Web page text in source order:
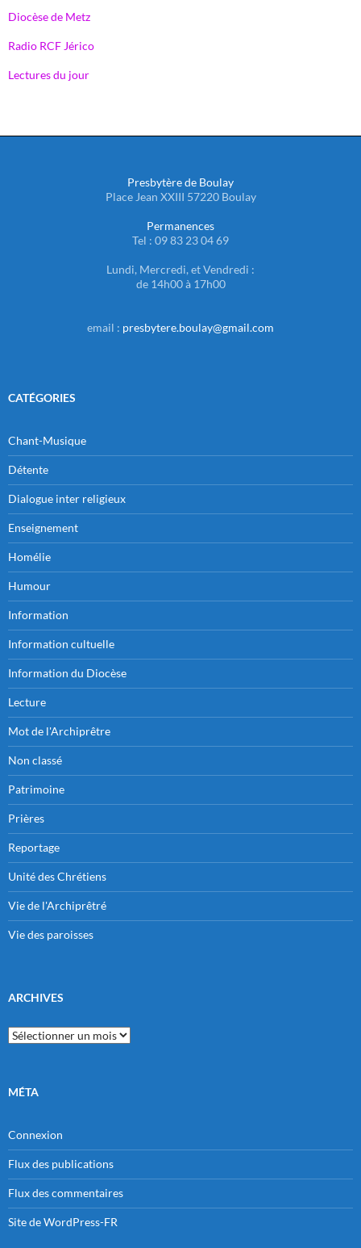
Diocèse de Metz
Radio RCF Jérico
Lectures du jour
Presbytère de Boulay
Place Jean XXIII 57220 Boulay
Permanences
Tel : 09 83 23 04 69
Lundi, Mercredi, et Vendredi :
de 14h00 à 17h00
email : presbytere.boulay@gmail.com
CATÉGORIES
Chant-Musique
Détente
Dialogue inter religieux
Enseignement
Homélie
Humour
Information
Information cultuelle
Information du Diocèse
Lecture
Mot de l'Archiprêtre
Non classé
Patrimoine
Prières
Reportage
Unité des Chrétiens
Vie de l'Archiprêtré
Vie des paroisses
ARCHIVES
Archives
MÉTA
Connexion
Flux des publications
Flux des commentaires
Site de WordPress-FR